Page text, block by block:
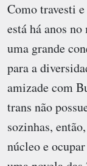
Como travesti
está há anos
uma grande
para a
amizade com
trans não
sozinhas,
núcleo e